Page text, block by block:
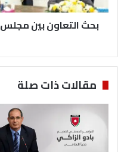
ن
ك
ت
ص
و
ن
ج
م
بحث التعاون بين
مقالات ذات صلة